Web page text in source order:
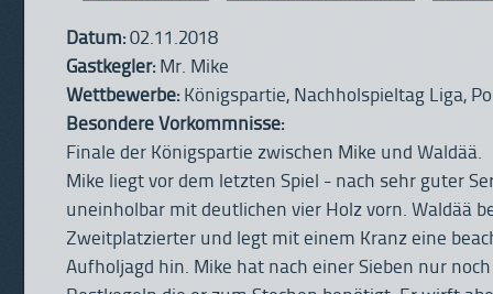
Datum:02.11.2018
Gastkegler:Mr. Mike
Wettbewerbe: Königspartie, Nachholspieltag Liga,
Besondere Vorkommnisse:
Finale der Königspartie zwischen Mike und Waldää.
Mike liegt vor dem letzten Spiel - nach sehr guter
uneinholbar mit deutlichen vier Holz vorn. Waldää
Zweitplatzierter und legt mit einem Kranz eine
Aufholjagd hin. Mike hat nach einer Sieben nur